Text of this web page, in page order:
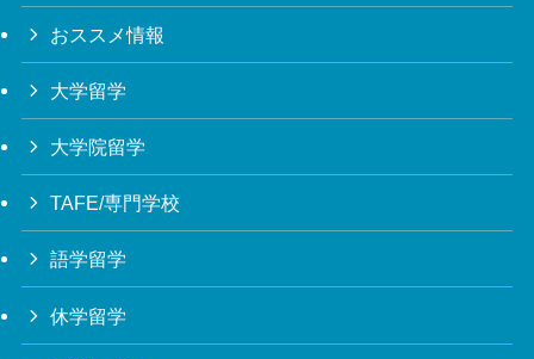
おススメ情報
大学留学
大学院留学
TAFE/専門学校
語学留学
休学留学